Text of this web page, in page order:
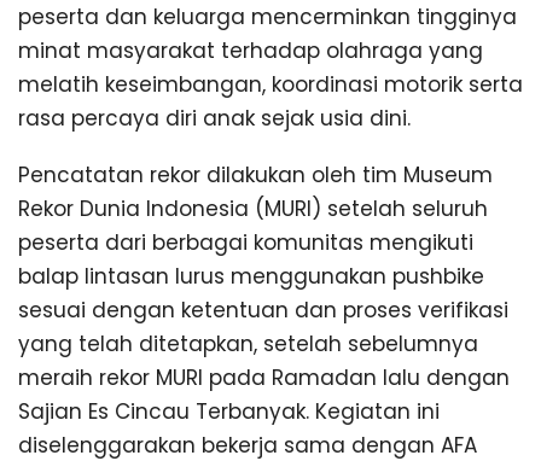
peserta dan keluarga mencerminkan tingginya
minat masyarakat terhadap olahraga yang
melatih keseimbangan, koordinasi motorik serta
rasa percaya diri anak sejak usia dini.
Pencatatan rekor dilakukan oleh tim Museum
Rekor Dunia Indonesia (MURI) setelah seluruh
peserta dari berbagai komunitas mengikuti
balap lintasan lurus menggunakan pushbike
sesuai dengan ketentuan dan proses verifikasi
yang telah ditetapkan, setelah sebelumnya
meraih rekor MURI pada Ramadan lalu dengan
Sajian Es Cincau Terbanyak. Kegiatan ini
diselenggarakan bekerja sama dengan AFA